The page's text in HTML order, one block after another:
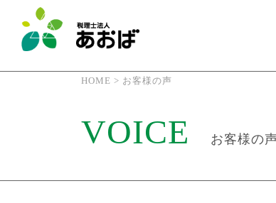
HOME > お客様の声
VOICE お客様の